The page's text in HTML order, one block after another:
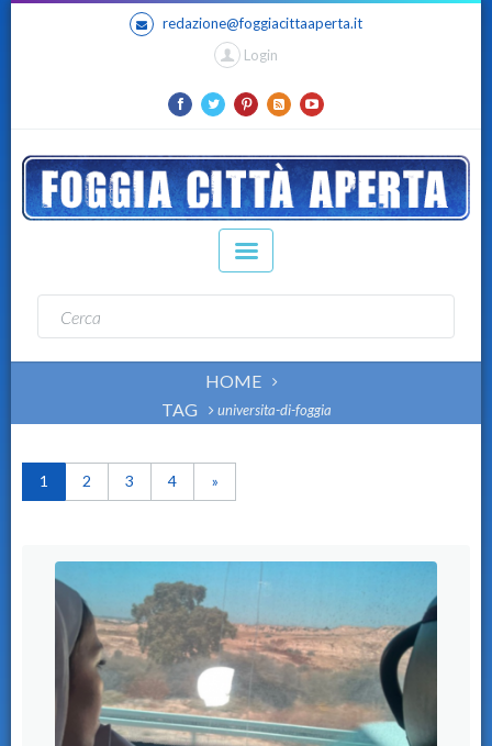
redazione@foggiacittaaperta.it
Login
HOME
TAG
universita-di-foggia
1 2 3 4 »